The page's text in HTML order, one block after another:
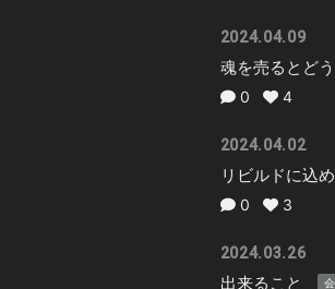
2024.04.09
魂を売るとど
0 4
2024.04.02
リビルドに込
0 3
2024.03.26
出来ること